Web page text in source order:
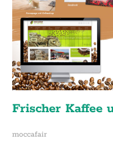
Frischer Kaffee
moccafair